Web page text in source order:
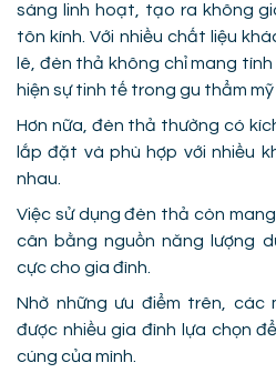
sáng linh hoạt, tạo ra không
tôn kính. Với nhiều chất liệu
lê, đèn thả không chỉ mang
hiện sự tinh tế trong gu thẩm mỹ
Hơn nữa, đèn thả thường có
lắp đặt và phù hợp với nhiều
nhau.
Việc sử dụng đèn thả còn
cân bằng nguồn năng lượng
cực cho gia đình.
Nhờ những ưu điểm trên,
được nhiều gia đình lựa chọn
cúng của mình.